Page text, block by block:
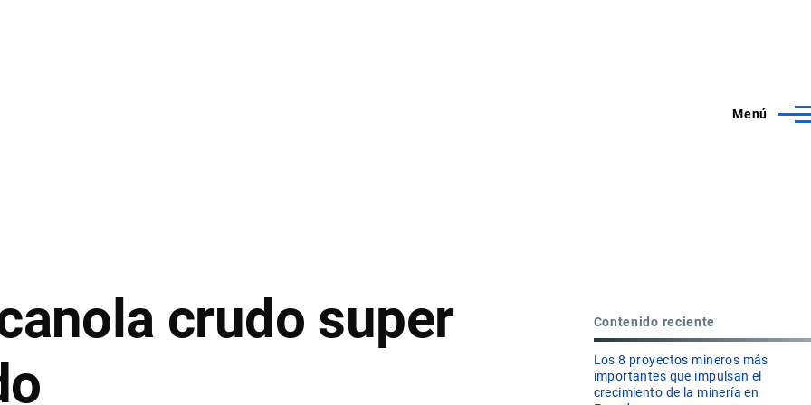
Menú
crudo super
Contenido reciente
Los 8 proyectos mineros más
importantes que impulsan el
crecimiento de la minería en